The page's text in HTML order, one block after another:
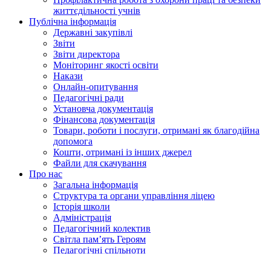
життєдільності учнів
Публічна інформація
Державні закупівлі
Звіти
Звіти директора
Моніторинг якості освіти
Накази
Онлайн-опитування
Педагогічні ради
Установча документація
Фінансова документація
Товари, роботи і послуги, отримані як благодійна
допомога
Кошти, отримані із інших джерел
Файли для скачування
Про нас
Загальна інформація
Структура та органи управління ліцею
Історія школи
Адміністрація
Педагогічний колектив
Світла пам’ять Героям
Педагогічні спільноти